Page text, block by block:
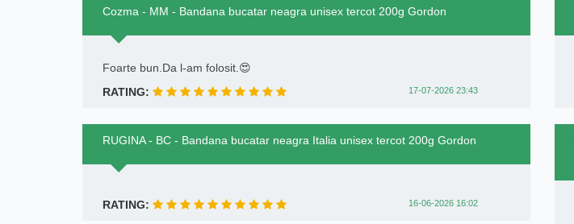
Cozma - MM - Bandana bucatar neagra unisex tercot 200g Gordon
Foarte bun.Da l-am folosit.😍
RATING:
17-07-2026 23:43
RUGINA - BC - Bandana bucatar neagra Italia unisex tercot 200g Gordon
RATING: 16-06-2026 16:02